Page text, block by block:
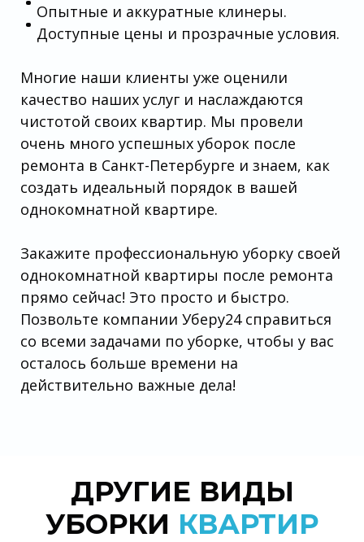
Опытные и аккуратные клинеры.
Доступные цены и прозрачные условия.
Многие наши клиенты уже оценили
качество наших услуг и наслаждаются
чистотой своих квартир. Мы провели
очень много успешных уборок после
ремонта в Санкт-Петербурге и знаем, как
создать идеальный порядок в вашей
однокомнатной квартире.
Закажите профессиональную уборку своей
однокомнатной квартиры после ремонта
прямо сейчас! Это просто и быстро.
Позвольте компании Уберу24 справиться
со всеми задачами по уборке, чтобы у вас
осталось больше времени на
действительно важные дела!
ДРУГИЕ ВИДЫ
УБОРКИ КВАРТИР